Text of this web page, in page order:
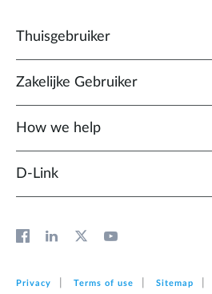
Thuisgebruiker
Zakelijke Gebruiker
How we help
D‑Link
Privacy Terms of use Sitemap